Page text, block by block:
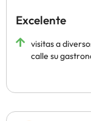
Excelente
visitas a
calle su